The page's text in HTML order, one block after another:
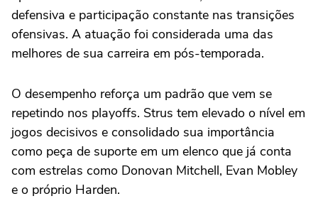
defensiva e participação constante nas transições
ofensivas. A atuação foi considerada uma das
melhores de sua carreira em pós-temporada.
O desempenho reforça um padrão que vem se
repetindo nos playoffs. Strus tem elevado o nível em
jogos decisivos e consolidado sua importância
como peça de suporte em um elenco que já conta
com estrelas como Donovan Mitchell, Evan Mobley
e o próprio Harden.